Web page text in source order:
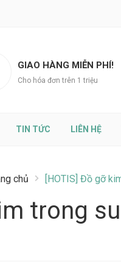
GIAO HÀNG MIỄN PHÍ!
Cho hóa đơn trên 1 triệu
TIN TỨC LIÊN HỆ
chủ [HOTIS] Đồ gỡ
trong